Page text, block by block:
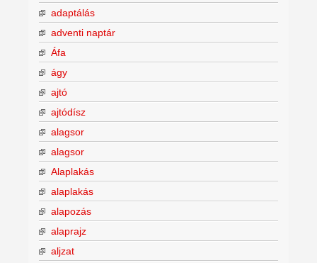
adaptálás
adventi naptár
Áfa
ágy
ajtó
ajtódísz
alagsor
alagsor
Alaplakás
alaplakás
alapozás
alaprajz
aljzat